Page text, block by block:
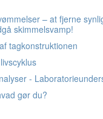
– at fjerne
skimmelsvamp!
tagkonstruktionen
-
gør du?